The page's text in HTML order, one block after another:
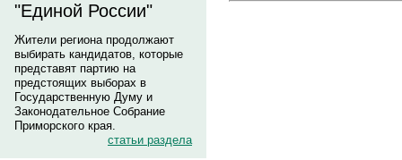
"Единой России"
Жители региона продолжают
выбирать кандидатов, которые
представят партию на
предстоящих выборах в
Государственную Думу и
Законодательное Собрание
Приморского края.
статьи раздела